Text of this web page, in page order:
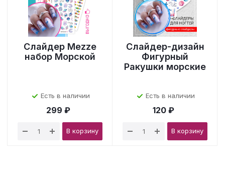
Слайдер Mezze
набор Морской
Есть в наличии
299 ₽
В корзину
Слайдер-дизайн
Фигурный
Ракушки морские
Есть в наличии
120 ₽
В корзину